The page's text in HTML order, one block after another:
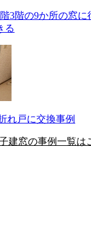
階3階の9か所の窓
る
れ戸に交換事例
建窓の事例一覧は